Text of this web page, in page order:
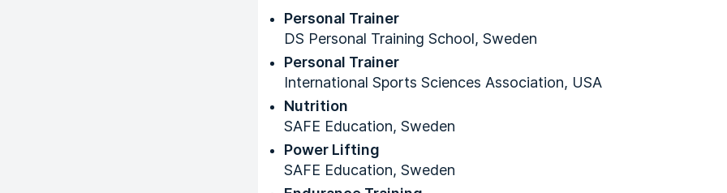
Personal Trainer
DS Personal Training School, Sweden
Personal Trainer
International Sports Sciences Association, USA
Nutrition
SAFE Education, Sweden
Power Lifting
SAFE Education, Sweden